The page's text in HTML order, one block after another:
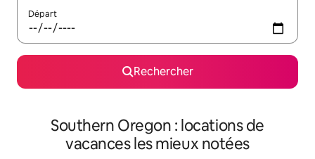
Départ
Rechercher
Southern Oregon : locations de
vacances les mieux notées